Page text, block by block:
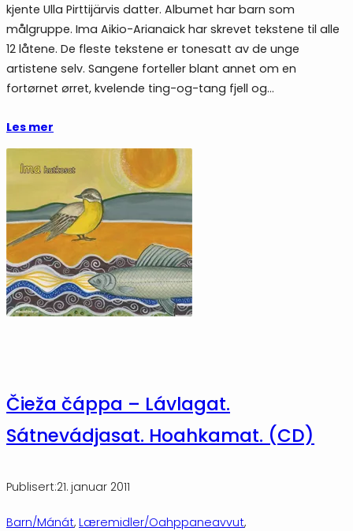
kjente Ulla Pirttijärvis datter. Albumet har barn som
målgruppe. Ima Aikio-Arianaick har skrevet tekstene til alle
12 låtene. De fleste tekstene er tonesatt av de unge
artistene selv. Sangene forteller blant annet om en
fortørnet ørret, kvelende ting-og-tang fjell og…
Les mer
Čieža čáppa – Lávlagat.
Sátnevádjasat. Hoahkamat. (CD)
Publisert:21. januar 2011
Barn/Mánát, Læremidler/Oahppaneavvut